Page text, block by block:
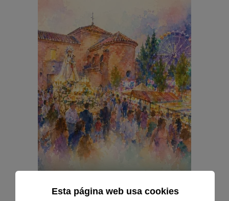
Esta página web usa cookies